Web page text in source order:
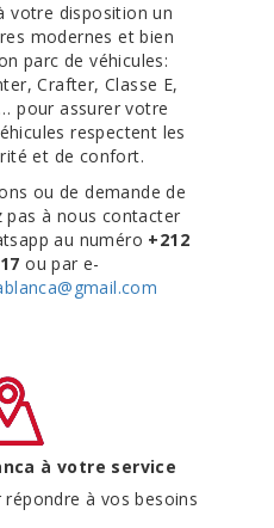
votre disposition un
modernes et bien
parc de véhicules:
Crafter, Classe E,
pour assurer votre
respectent les
et de confort.
ou de demande de
pas à nous contacter
au numéro +212
ou par e-
à votre service
à vos besoins